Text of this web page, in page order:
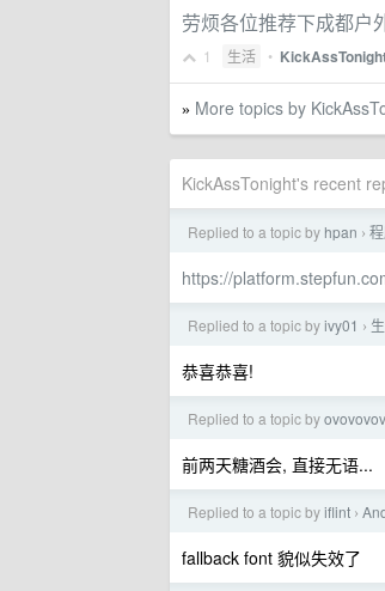
劳烦各位推荐下成都户
1 生活 •
» More topics by
KickAssTonight's recent
Replied to a topic by hpan ›
https://
Replied to a topic byivy01 ›
恭喜恭喜!
Replied to a topic by
前两天糖酒会, 直接无语...
Replied to a topic byiflint ›
fallback font 貌似失效了